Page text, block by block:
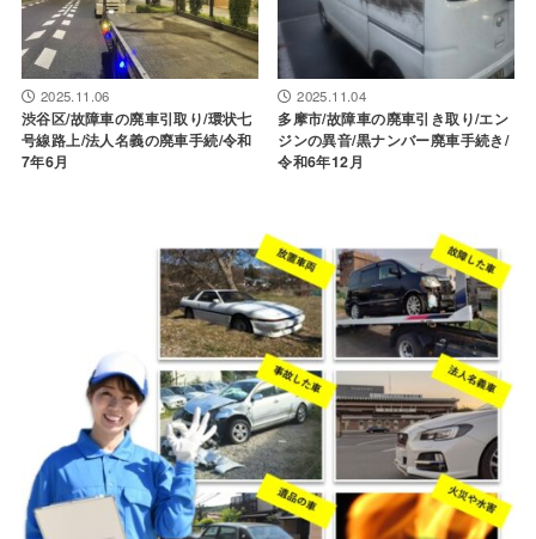
2025.11.06
渋谷区/故障車の廃車引取り/環状七
号線路上/法人名義の廃車手続/令和
7年6月
2025.11.04
多摩市/故障車の廃車引き取り/エン
ジンの異音/黒ナンバー廃車手続き/
令和6年12月